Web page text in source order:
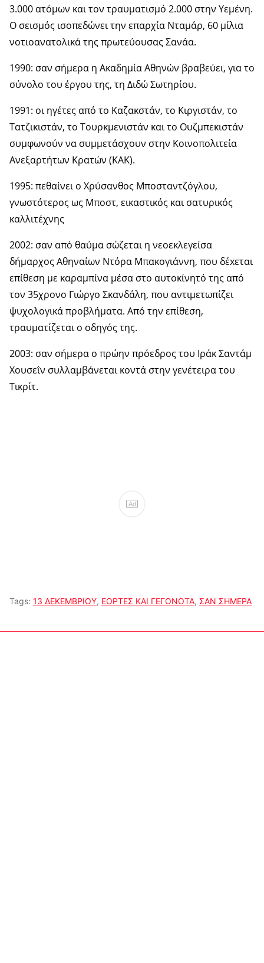
3.000 ατόμων και τον τραυματισμό 2.000 στην Υεμένη.
Ο σεισμός ισοπεδώνει την επαρχία Νταμάρ, 60 μίλια
νοτιοανατολικά της πρωτεύουσας Σανάα.
1990: σαν σήμερα η Ακαδημία Αθηνών βραβεύει, για το
σύνολο του έργου της, τη Διδώ Σωτηρίου.
1991: οι ηγέτες από το Καζακστάν, το Κιργιστάν, το
Τατζικιστάν, το Τουρκμενιστάν και το Ουζμπεκιστάν
συμφωνούν να συμμετάσχουν στην Κοινοπολιτεία
Ανεξαρτήτων Κρατών (ΚΑΚ).
1995: πεθαίνει ο Χρύσανθος Μποσταντζόγλου,
γνωστότερος ως Μποστ, εικαστικός και σατυρικός
καλλιτέχνης
2002: σαν από θαύμα σώζεται η νεοεκλεγείσα
δήμαρχος Αθηναίων Ντόρα Μπακογιάννη, που δέxεται
επίθεση με καραμπίνα μέσα στο αυτοκίνητό της από
τον 35χρονο Γιώργο Σκανδάλη, που αντιμετωπίζει
ψυχολογικά προβλήματα. Από την επίθεση,
τραυματίζεται ο οδηγός της.
2003: σαν σήμερα ο πρώην πρόεδρος του Ιράκ Σαντάμ
Χουσεΐν συλλαμβάνεται κοντά στην γενέτειρα του
Τικρίτ.
Ad
Tags: 13 ΔΕΚΕΜΒΡΙΟΥ, ΕΟΡΤΕΣ ΚΑΙ ΓΕΓΟΝΟΤΑ, ΣΑΝ ΣΗΜΕΡΑ